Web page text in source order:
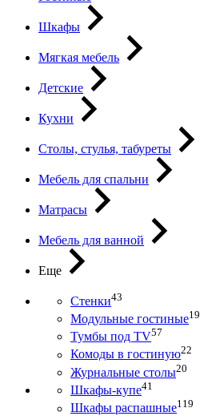
Шкафы
Мягкая мебель
Детские
Кухни
Столы, стулья, табуреты
Мебель для спальни
Матрасы
Мебель для ванной
Еще
Стенки43
Модульные гостиные19
Тумбы под ТV57
Комоды в гостиную22
Журнальные столы20
Шкафы-купе41
Шкафы распашные119